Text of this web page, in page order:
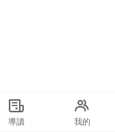
導讀 我的